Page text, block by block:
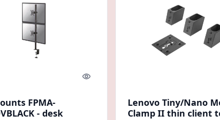
Quick look
FPMA-
- desk
Lenovo Tiny/Nano
Clamp II thin client